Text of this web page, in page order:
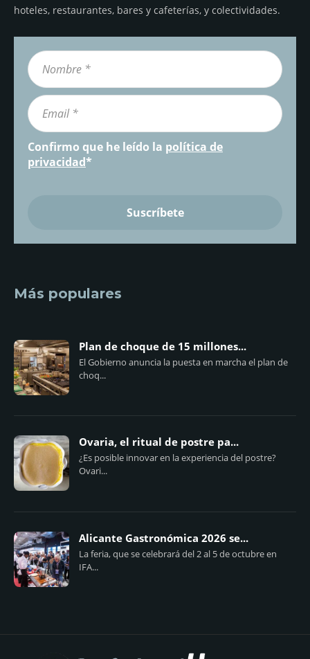
hoteles, restaurantes, bares y cafeterías, y colectividades.
Confirmo que he leído la política de
privacidad*
Más populares
Plan de choque de 15 millones...
El Gobierno anuncia la puesta en marcha el plan de
choq...
Ovaria, el ritual de postre pa...
¿Es posible innovar en la experiencia del postre?
Ovari...
Alicante Gastronómica 2026 se...
La feria, que se celebrará del 2 al 5 de octubre en
IFA...